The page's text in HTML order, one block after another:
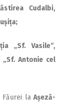
Cudalbi,
„Sf. Vasile“,
„Sf. Antonie cel
Făurei la Așeză­